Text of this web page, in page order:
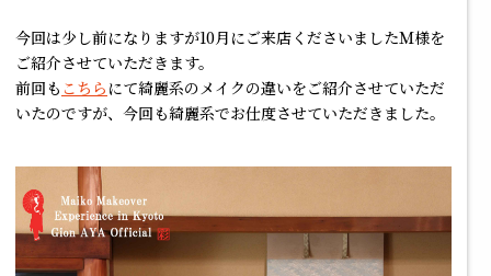
今回は少し前になりますが10月にご来店くださいましたＭ様を
ご紹介させていただきます。
前回も こちら にて綺麗系のメイクの違いをご紹介させていただ
いたのですが、今回も綺麗系でお仕度させていただきました。